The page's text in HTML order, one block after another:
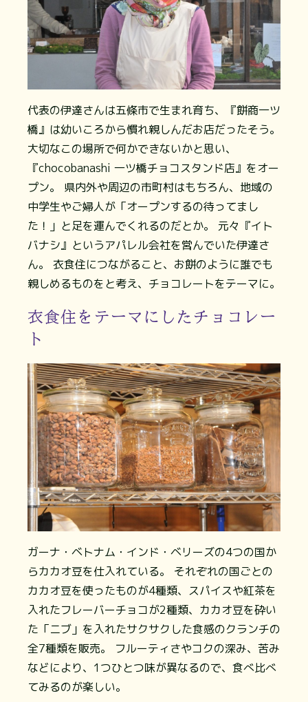
代表の伊達さんは五條市で生まれ育ち、『餅商一ツ
橋』は幼いころから慣れ親しんだお店だったそう。
大切なこの場所で何かできないかと思い、
『chocobanashi 一ツ橋チョコスタンド店』をオー
プン。 県内外や周辺の市町村はもちろん、地域の
中学生やご婦人が「オープンするの待ってまし
た！」と足を運んでくれるのだとか。 元々『イト
バナシ』というアパレル会社を営んでいた伊達さ
ん。 衣食住につながること、お餅のように誰でも
親しめるものをと考え、チョコレートをテーマに。
衣食住をテーマにしたチョコレー
ト
ガーナ・ベトナム・インド・ベリーズの4つの国か
らカカオ豆を仕入れている。 それぞれの国ごとの
カカオ豆を使ったものが4種類、スパイスや紅茶を
入れたフレーバーチョコが2種類、カカオ豆を砕い
た「ニブ」を入れたサクサクした食感のクランチの
全7種類を販売。 フルーティさやコクの深み、苦み
などにより、1つひとつ味が異なるので、食べ比べ
てみるのが楽しい。